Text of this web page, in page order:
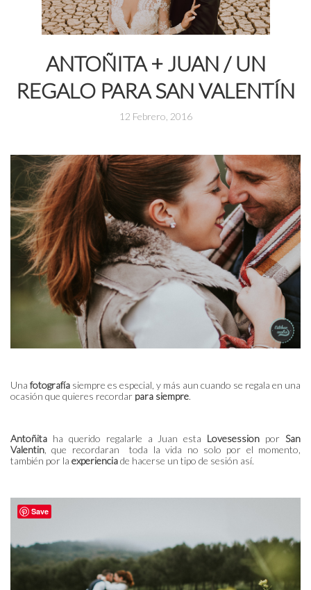
ANTOÑITA + JUAN / UN
REGALO PARA SAN VALENTÍN
12 Febrero, 2016
Una fotografía siempre es especial, y más aun cuando se regala en una
ocasión que quieres recordar para siempre.
Antoñita ha querido regalarle a Juan esta Lovesession porSan
Valentin , que recordaran toda la vida no solo por el momento,
también por la experienciade hacerse un tipo de sesión así.
Save